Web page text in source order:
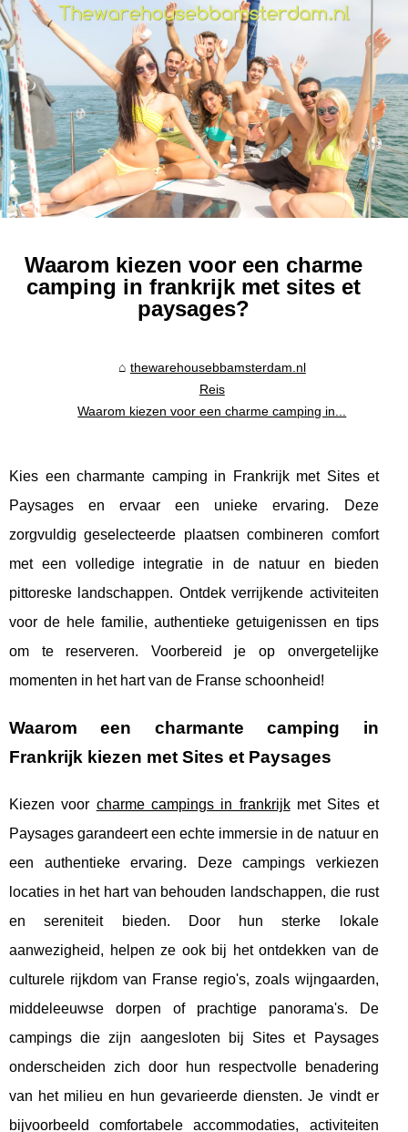
Waarom kiezen voor een charme
camping in frankrijk met sites et
paysages?
thewarehousebbamsterdam.nl
Reis
Waarom kiezen voor een charme camping in...
Kies een charmante camping in Frankrijk met Sites et
Paysages en ervaar een unieke ervaring. Deze
zorgvuldig geselecteerde plaatsen combineren comfort
met een volledige integratie in de natuur en bieden
pittoreske landschappen. Ontdek verrijkende activiteiten
voor de hele familie, authentieke getuigenissen en tips
om te reserveren. Voorbereid je op onvergetelijke
momenten in het hart van de Franse schoonheid!
Waarom een charmante camping in
Frankrijk kiezen met Sites et Paysages
Kiezen voor charme campings in frankrijkmet Sites et
Paysages garandeert een echte immersie in de natuur en
een authentieke ervaring. Deze campings verkiezen
locaties in het hart van behouden landschappen, die rust
en sereniteit bieden. Door hun sterke lokale
aanwezigheid, helpen ze ook bij het ontdekken van de
culturele rijkdom van Franse regio's, zoals wijngaarden,
middeleeuwse dorpen of prachtige panorama's. De
campings die zijn aangesloten bij Sites et Paysages
onderscheiden zich door hun respectvolle benadering
van het milieu en hun gevarieerde diensten. Je vindt er
bijvoorbeeld comfortabele accommodaties, activiteiten